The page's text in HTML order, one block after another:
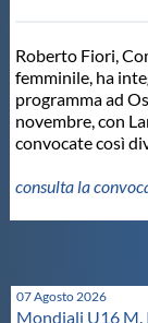
Master
GUG
Roberto Fiori,
femminile, ha
programma ad
novembre, con
convocate così
consulta la
07 Agosto 2026
Mondiali U16 M.